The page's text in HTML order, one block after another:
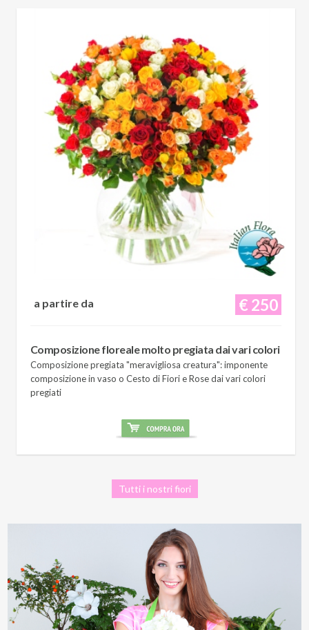
€ 250
a partire da
Composizione floreale molto pregiata dai vari colori
Composizione pregiata "meravigliosa creatura": imponente
composizione in vaso o Cesto di Fiori e Rose dai vari colori
pregiati
Tutti i nostri fiori